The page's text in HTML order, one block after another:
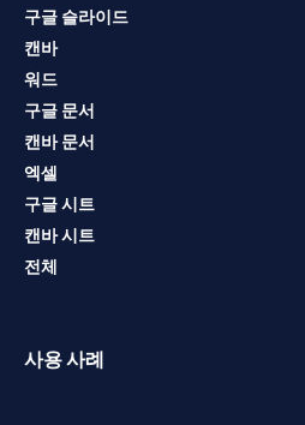
구글 슬라이드
캔바
워드
구글 문서
캔바 문서
엑셀
구글 시트
캔바 시트
전체
사용 사례